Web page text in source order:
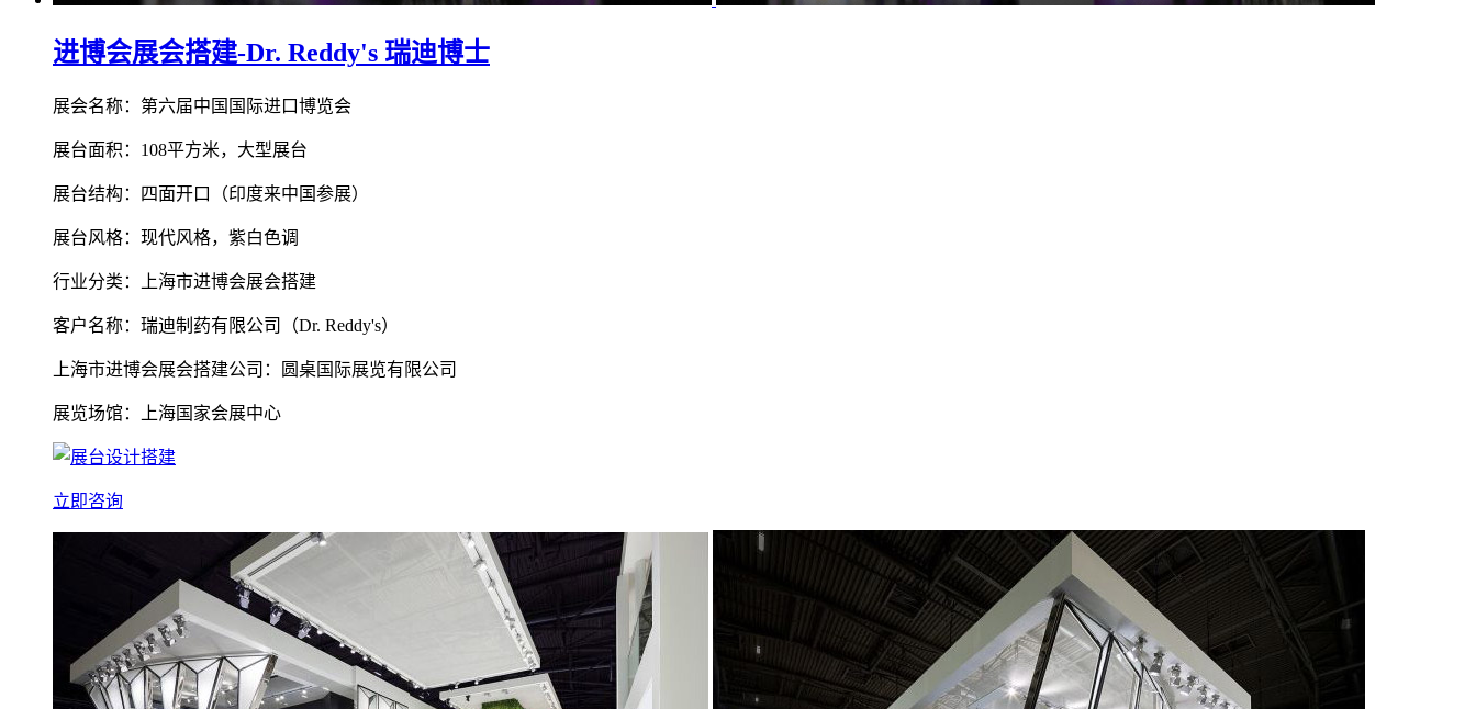
进博会展会搭建-Dr. Reddy's 瑞迪博士
展会名称：第六届中国国际进口博览会
展台面积：108平方米，大型展台
展台结构：四面开口（印度来中国参展）
展台风格：现代风格，紫白色调
行业分类：上海市进博会展会搭建
客户名称：瑞迪制药有限公司（Dr. Reddy's）
上海市进博会展会搭建公司：圆桌国际展览有限公司
展览场馆：上海国家会展中心
立即咨询